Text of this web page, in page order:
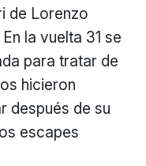
de Lorenzo
la vuelta 31 se
para tratar de
hicieron
después de su
escapes